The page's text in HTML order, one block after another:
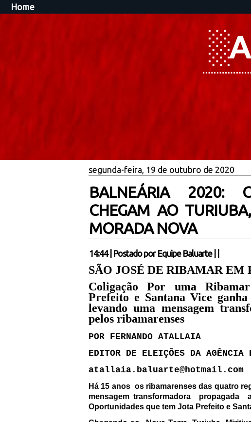
Home
segunda-feira, 19 de outubro de 2020
BALNEÁRIA 2020:
CHEGAM AO
MORADA NOVA
14:44| Postado por Equipe Baluarte
SÃO JOSÉ DE RIBAMAR EM
Coligação Por uma
Prefeito e Santana Vice
levando uma mensagem
pelos ribamarenses
POR FERNANDO ATALLAIA
EDITOR DE ELEIÇÕES DA AGÊNCIA
atallaia.baluarte@hotmail.com
Há 15 anos os ribamarenses das quatro
mensagem transformadora
propagada
Oportunidades que tem Jota Prefeito e